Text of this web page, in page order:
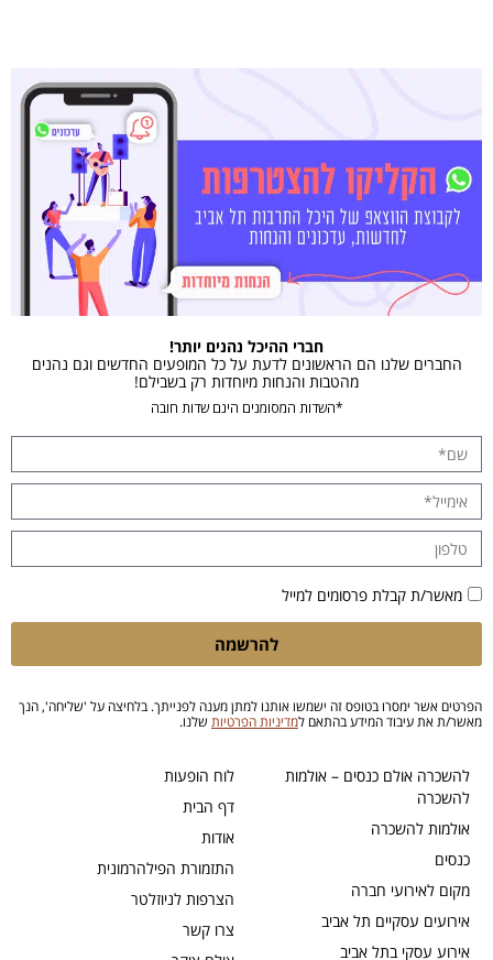
לוח הופעות
דף הבית
אודות
התזמורת הפילהרמונית
הצרפות לניוזלטר
צרו קשר
להשכרה אולם כנסים – אולמות
להשכרה
אולמות להשכרה
כנסים
מקום לאירועי חברה
אירועים עסקיים תל אביב
אירוע עסקי בתל אביב
חברי ההיכל נהנים יותר!
החברים שלנו הם הראשונים לדעת על כל המופעים החדשים וגם נהנים
מהטבות והנחות מיוחדות רק בשבילם!
*השדות המסומנים הינם שדות חובה
מאשר/ת קבלת פרסומים למייל
להרשמה
הפרטים אשר ימסרו בטופס זה ישמשו אותנו למתן מענה לפנייתך. בלחיצה על 'שליחה', הנך
מאשר/ת את עיבוד המידע בהתאם למדיניות הפרטיות שלנו.